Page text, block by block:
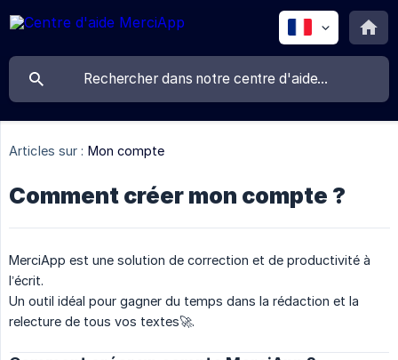
Articles sur : Mon compte
Comment créer mon compte ?
MerciApp est une solution de correction et de productivité à
l’écrit.
Un outil idéal pour gagner du temps dans la rédaction et la
relecture de tous vos textes🚀.